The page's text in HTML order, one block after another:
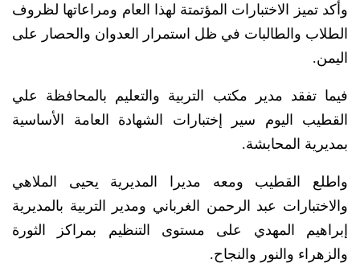
وأكد تميز الاختبارات المؤتمتة لهذا العام ومراعاتها لظروف
الطلاب والطالبات في ظل استمرار العدوان والحصار على
اليمن.
فيما تفقد مدير مكتب التربية والتعليم بالمحافظة علي
القطيب اليوم سير إختبارات الشهادة العامة الأساسية
بمديرية المحابشة.
واطلع القطيب ومعه مديرا المديرية يحيى الملاهي
والاختبارات عبد الرحمن الغرباني ومدير التربية بالمديرية
إبراهيم المهدي على مستوى التنظيم بمراكز الثورة
والزهراء والنور والنجاح.